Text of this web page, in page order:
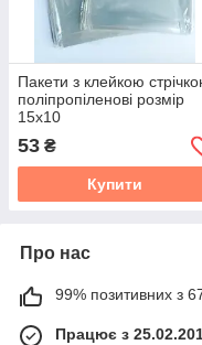
Пакети з клейкою
поліпропіленові розмір
15х10
53 ₴
Купити
Про нас
99% позитивних з
Працює з